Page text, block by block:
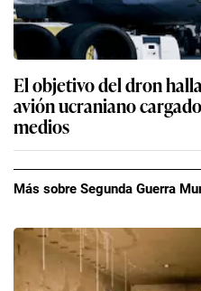
El objetivo del dron
avión ucraniano
medios
Más sobre Segunda Guerra